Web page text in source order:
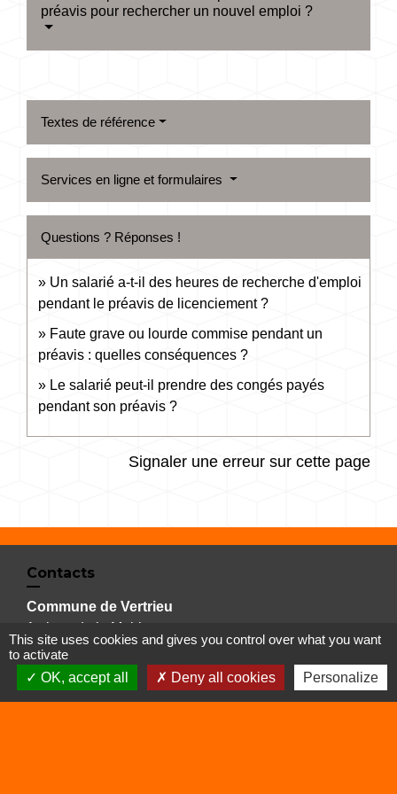
préavis pour rechercher un nouvel emploi ?
Textes de référence
Services en ligne et formulaires
Questions ? Réponses !
Un salarié a-t-il des heures de recherche d'emploi
pendant le préavis de licenciement ?
Faute grave ou lourde commise pendant un
préavis : quelles conséquences ?
Le salarié peut-il prendre des congés payés
pendant son préavis ?
Signaler une erreur sur cette page
Contacts
Commune de Vertrieu
1 place de la Mairie
38390 Vertrieu - FRANCE
+33 4 74 90 61 68
This site uses cookies and gives you control over what you want
to activate
OK, accept all
Deny all cookies Personalize